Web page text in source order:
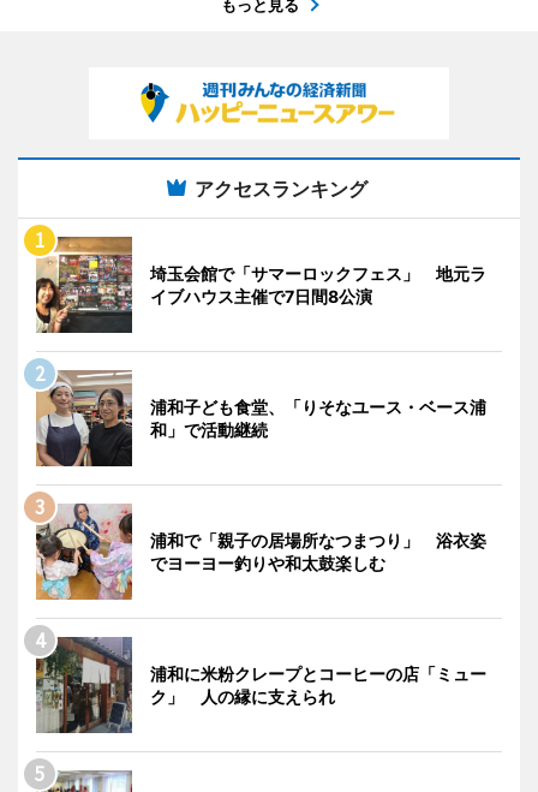
もっと見る
アクセスランキング
埼玉会館で「サマーロックフェス」 地元ラ
イブハウス主催で7日間8公演
浦和子ども食堂、「りそなユース・ベース浦
和」で活動継続
浦和で「親子の居場所なつまつり」 浴衣姿
でヨーヨー釣りや和太鼓楽しむ
浦和に米粉クレープとコーヒーの店「ミュー
ク」 人の縁に支えられ